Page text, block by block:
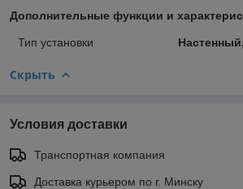
Дополнительные функции и
Тип установки
Скрыть
Условия доставки
Транспортная компания
Доставка курьером по г. Минску